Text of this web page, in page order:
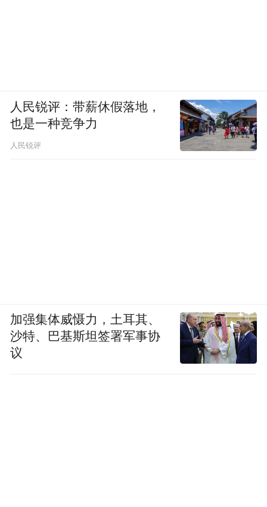
人民锐评：带薪休假落地，
也是一种竞争力
人民锐评
加强集体威慑力，土耳其、
沙特、巴基斯坦签署军事协
议